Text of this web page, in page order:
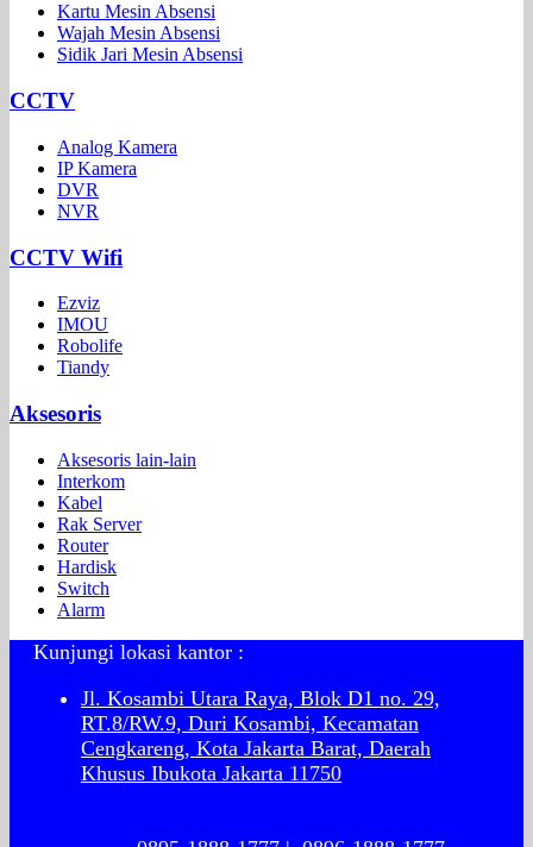
Kartu Mesin Absensi
Wajah Mesin Absensi
Sidik Jari Mesin Absensi
CCTV
Analog Kamera
IP Kamera
DVR
NVR
CCTV Wifi
Ezviz
IMOU
Robolife
Tiandy
Aksesoris
Aksesoris lain-lain
Interkom
Kabel
Rak Server
Router
Hardisk
Switch
Alarm
Kunjungi lokasi kantor :
Jl. Kosambi Utara Raya, Blok D1 no. 29,
RT.8/RW.9, Duri Kosambi, Kecamatan
Cengkareng, Kota Jakarta Barat, Daerah
Khusus Ibukota Jakarta 11750